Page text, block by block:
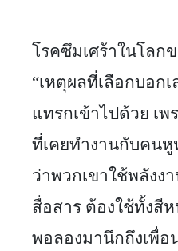
โรคซึมเศร้าในโลก
“เหตุผลที่เลือกบอกเ
แทรกเข้าไปด้วย เ
ที่เคยทำงานกับคนหู
ว่าพวกเขาใช้พลังง
สื่อสาร ต้องใช้ทั้งสี
พอลองมานึกถึงเพื่อ